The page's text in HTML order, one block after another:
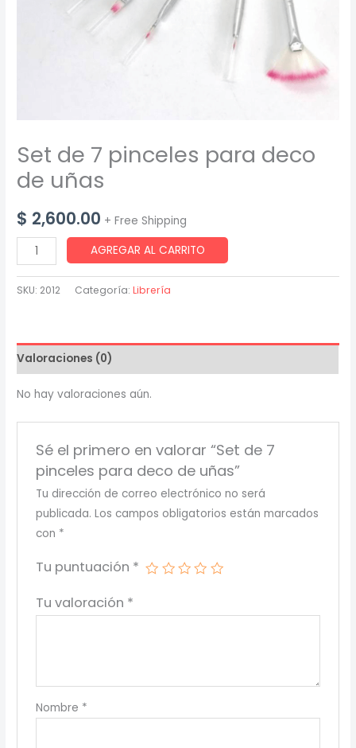
Set de 7 pinceles para deco
de uñas
$ 2,600.00 + Free Shipping
de
7
deco
de
uñas
cantidad
AGREGAR AL CARRITO
SKU: 2012 Categoría:Librería
Valoraciones (0)
No hay valoraciones aún.
Sé el primero en valorar “Set de 7
pinceles para deco de uñas”
Tu dirección de correo electrónico no será
publicada. Los campos obligatorios están marcados
con *
Tu puntuación *
Tu valoración *
Nombre *